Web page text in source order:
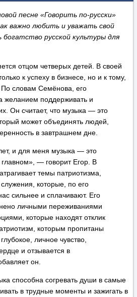
песне «Говорить по-русски»
важно любить и уважать свой
русской культуры для
отцом четверых детей. В своей
к успеху в бизнесе, но и к тому,
словам Семёнова, его
желанием поддерживать и
Он считает, что музыка — это
может объединять людей,
в завтрашнем дне.
и для меня музыка — это
— говорит Егор. В
темы патриотизма,
которые, по его
сильнее и сплачивают. Его
личными переживаниями
которые находят отклик
которым пропитаны
личное чувство,
и отзывается в
он.
способна согревать души в самые
в трудные моменты и зажигать в